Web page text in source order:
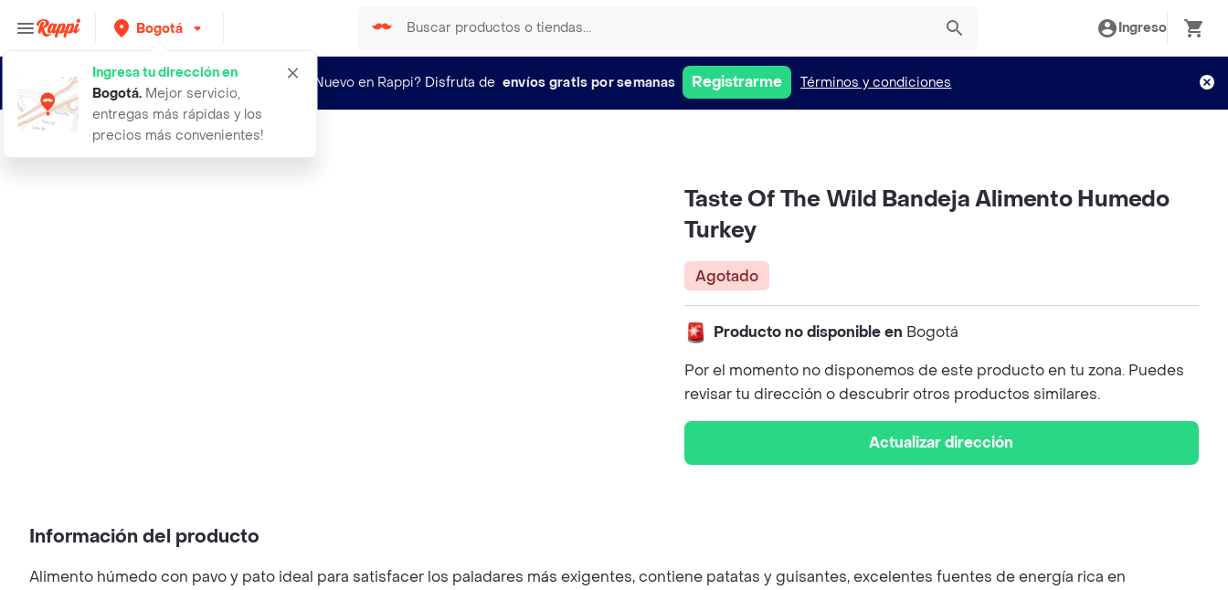
Bogotá
Ingresa tu dirección en
Bogotá. Mejor servicio,
entregas más rápidas y los
precios más convenientes!
Ingreso
¿Nuevo en Rappi? Disfruta de envíos gratis por semanas Registrarme Términos y condiciones
taste of the wild bandeja alimento
Taste Of The Wild Bandeja Alimento Humedo
Turkey
Agotado
Producto no disponible en Bogotá
Por el momento no disponemos de este producto en tu zona. Puedes
revisar tu dirección o descubrir otros productos similares.
Actualizar dirección
Información del producto
Alimento húmedo con pavo y pato ideal para satisfacer los paladares más exigentes, contiene patatas y guisantes, excelentes fuentes de energía rica en